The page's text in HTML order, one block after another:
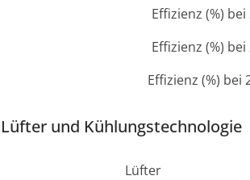
Effizienz (%) bei
Effizienz (%) bei
Effizienz (%) bei
Lüfter und Kühlungstechnologie
Lüfter